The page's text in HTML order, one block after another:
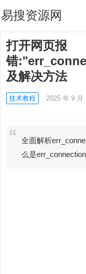
易搜资源网
打开网页报
错
及解决方法
技术教程 2025 年 9 月
全面解析
么是